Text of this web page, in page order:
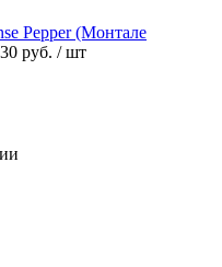
Pepper (Монтале
руб. / шт